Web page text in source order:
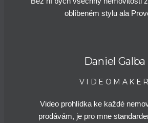
oblíbeném stylu ala
Daniel Galba
VIDEOMAKER
Video prohlídka ke každé
prodávám, je pro mne